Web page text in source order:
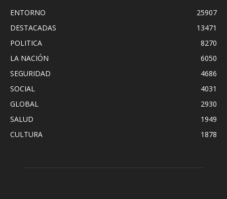
ENTORNO
25907
DESTACADAS
13471
POLITICA
8270
LA NACIÓN
6050
SEGURIDAD
4686
SOCIAL
4031
GLOBAL
2930
SALUD
1949
CULTURA
1878